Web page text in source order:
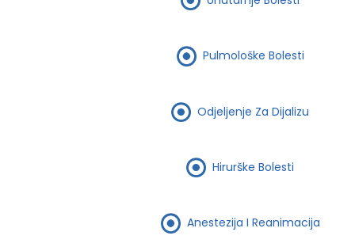
Pulmološke Bolesti
Odjeljenje Za Dijalizu
Hirurške Bolesti
Anestezija I Reanimacija